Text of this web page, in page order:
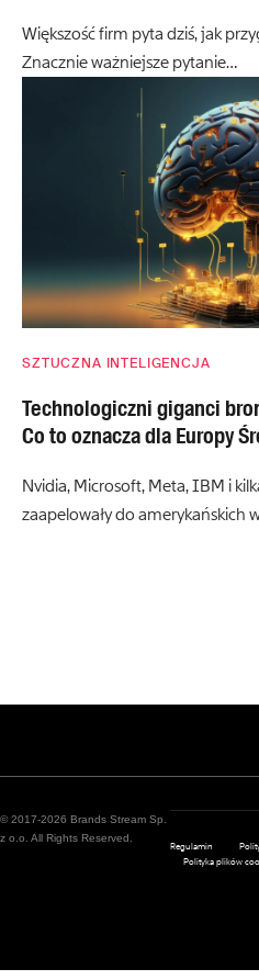
Większość firm pyta dziś, jak
Znacznie ważniejsze pytanie…
SZTUCZNA INTELIGENCJA
Technologiczni giganci
Co to oznacza dla Europy
Nvidia, Microsoft, Meta, IBM i
zaapelowały do amerykańskich
© 2017-2026 Brands Stream Sp.
z o.o. All Rights Reserved.
Regulamin
Polityka plików